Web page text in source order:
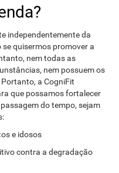
independentemente da
se quisermos promover a
nem todas as
nem possuem os
a CogniFit
que possamos fortalecer
do tempo, sejam
e idosos
contra a degradação